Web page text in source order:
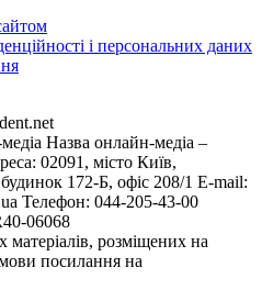
і персональних даних
Назва онлайн-медіа –
02091, місто Київ,
172-Б, офіс 208/1 E-mail:
Телефон: 044-205-43-00
06068
матеріалів, розміщених на
посилання на